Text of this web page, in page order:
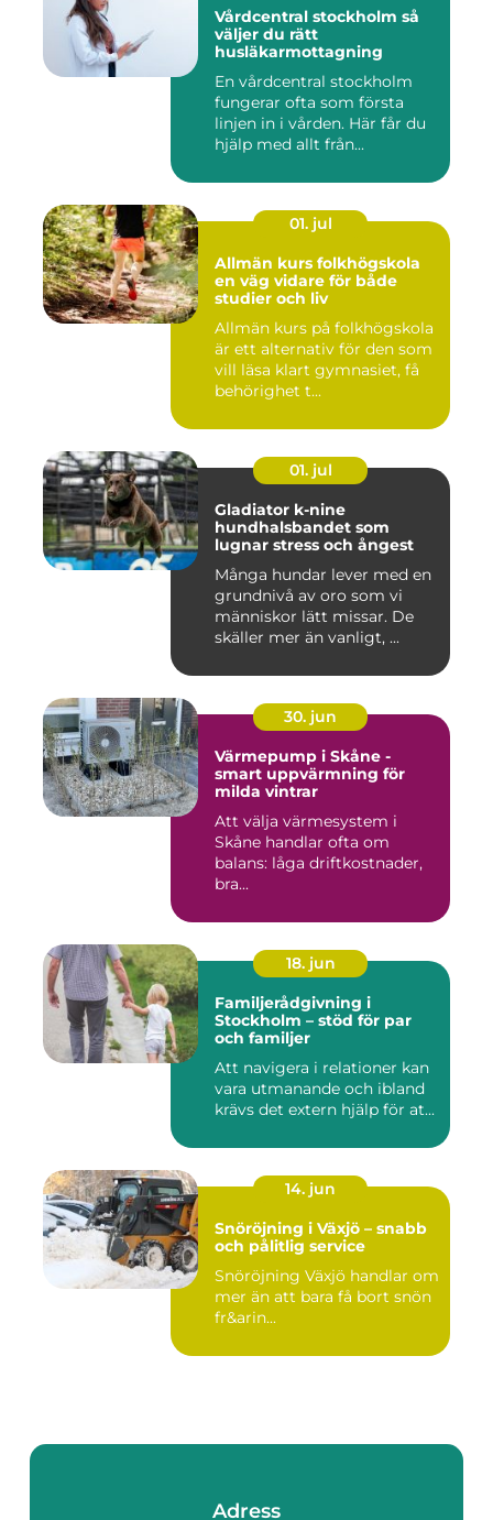
Vårdcentral stockholm så
väljer du rätt
husläkarmottagning
En vårdcentral stockholm
fungerar ofta som första
linjen in i vården. Här får du
hjälp med allt från...
01. jul
Allmän kurs folkhögskola
en väg vidare för både
studier och liv
Allmän kurs på folkhögskola
är ett alternativ för den som
vill läsa klart gymnasiet, få
behörighet t...
01. jul
Gladiator k-nine
hundhalsbandet som
lugnar stress och ångest
Många hundar lever med en
grundnivå av oro som vi
människor lätt missar. De
skäller mer än vanligt, ...
30. jun
Värmepump i Skåne -
smart uppvärmning för
milda vintrar
Att välja värmesystem i
Skåne handlar ofta om
balans: låga driftkostnader,
bra...
18. jun
Familjerådgivning i
Stockholm – stöd för par
och familjer
Att navigera i relationer kan
vara utmanande och ibland
krävs det extern hjälp för at...
14. jun
Snöröjning i Växjö – snabb
och pålitlig service
Snöröjning Växjö handlar om
mer än att bara få bort snön
fr&arin...
Adress